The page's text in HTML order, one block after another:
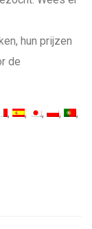
hun prijzen
de